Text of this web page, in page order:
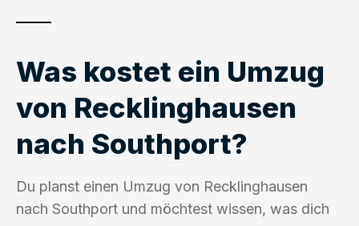
Was kostet ein Umzug
von Recklinghausen
nach Southport?
Du planst einen Umzug von Recklinghausen
nach Southport und möchtest wissen, was dich